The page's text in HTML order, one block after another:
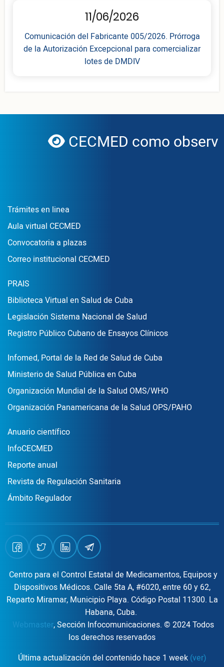
11/06/2026
Comunicación del Fabricante 005/2026. Prórroga
de la Autorización Excepcional para comercializar
lotes de DMDIV
globe
CECMED como
Enlace Footer1
Trámites en linea
Aula virtual CECMED
Convocatoria a plazas
Correo institucional CECMED
Enlace Footer2
PRAIS
Biblioteca Virtual en Salud de Cuba
Legislación Sistema Nacional de Salud
Registro Público Cubano de Ensayos Clínicos
Enlace Footer3
Infomed, Portal de la Red de Salud de Cuba
Ministerio de Salud Pública en Cuba
Organización Mundial de la Salud OMS/WHO
Organización Panamericana de la Salud OPS/PAHO
Publicaciones
Anuario científico
InfoCECMED
Reporte anual
Revista de Regulación Sanitaria
Ámbito Regulador
Centro para el Control Estatal de Medicamentos, Equipos y
Dispositivos Médicos. Calle 5ta A, #6020, entre 60 y 62,
Reparto Miramar, Municipio Playa. Código Postal 11300. La
Habana, Cuba.
Webmaster, Sección Infocomunicaciones. © 2024 Todos
los derechos reservados
Última actualización del contenido hace 1 week (ver)